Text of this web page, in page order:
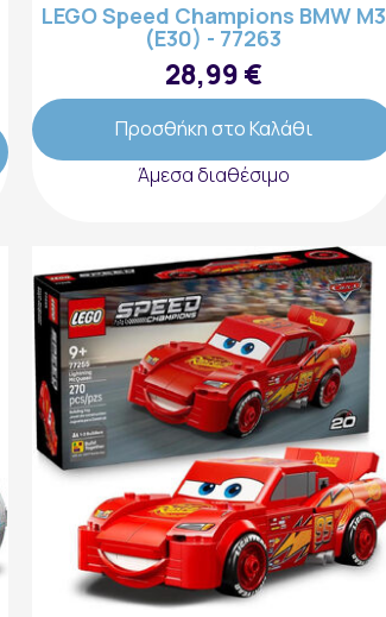
LEGO Speed Champions BMW M3
(E30) - 77263
28,99 €
Προσθήκη στο Καλάθι
Άμεσα διαθέσιμο